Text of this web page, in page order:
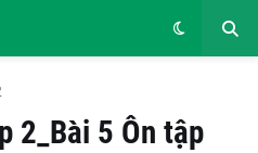
2_Bài 5 Ôn tập